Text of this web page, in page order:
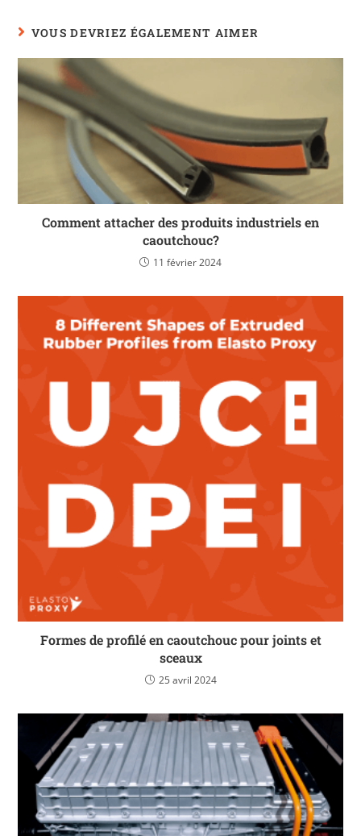
VOUS DEVRIEZ ÉGALEMENT AIMER
Comment attacher des produits industriels en
caoutchouc?
11 février 2024
Formes de profilé en caoutchouc pour joints et
sceaux
25 avril 2024